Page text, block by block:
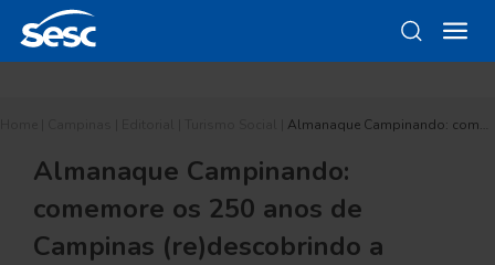
Almanaque Campinando: com…
Almanaque Campinando:
comemore os 250 anos de
Campinas (re)descobrindo a